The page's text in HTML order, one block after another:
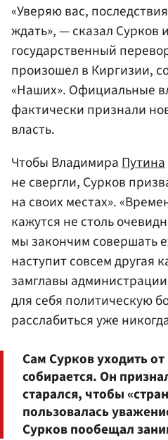
«Уверяю вас,
ждать», — сказал Сурков
государственный
произошел в Киргизии,
«Наших». Официальные
фактически признали
власть.
Чтобы ВладимираПутина
не свергли, Сурков
на своих местах».
кажутся не столь
мы закончим совершать
наступит совсем другая
замглавы
для себя политическую
расслабиться уже
Сам Сурков уходить
собирается. Он
старался, чтобы
пользовалась
Сурков пообещал